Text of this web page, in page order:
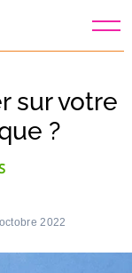
sur votre
?
2022